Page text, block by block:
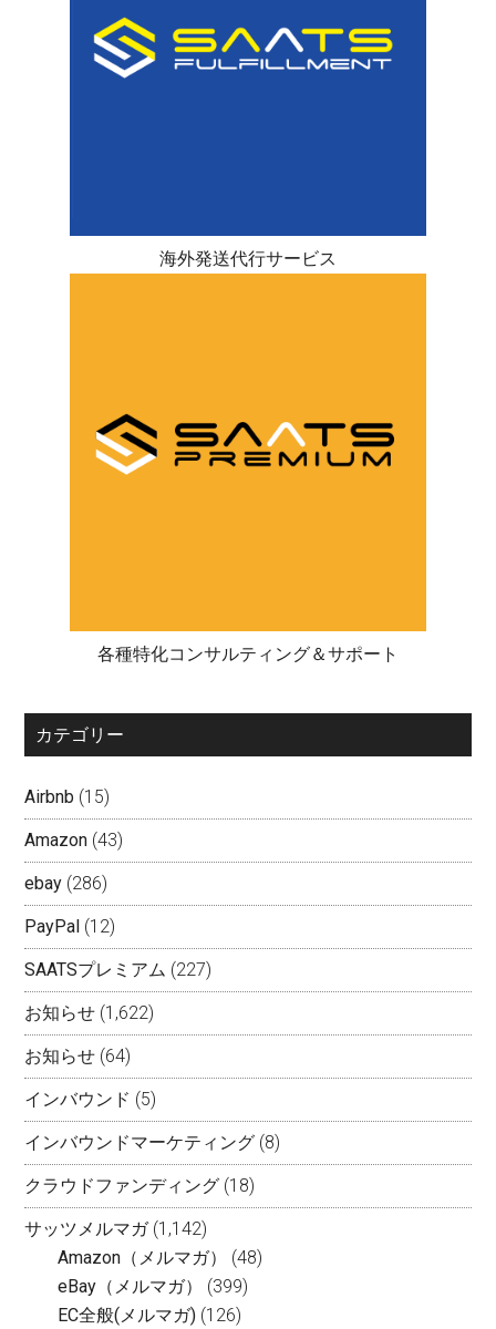
海外発送代行サービス
各種特化コンサルティング＆サポート
カテゴリー
Airbnb (15)
Amazon (43)
ebay (286)
PayPal (12)
SAATSプレミアム (227)
お知らせ (1,622)
お知らせ (64)
インバウンド (5)
インバウンドマーケティング (8)
クラウドファンディング (18)
サッツメルマガ(1,142)
Amazon（メルマガ）
(48)
eBay（メルマガ）
(399)
EC全般(メルマガ) (126)